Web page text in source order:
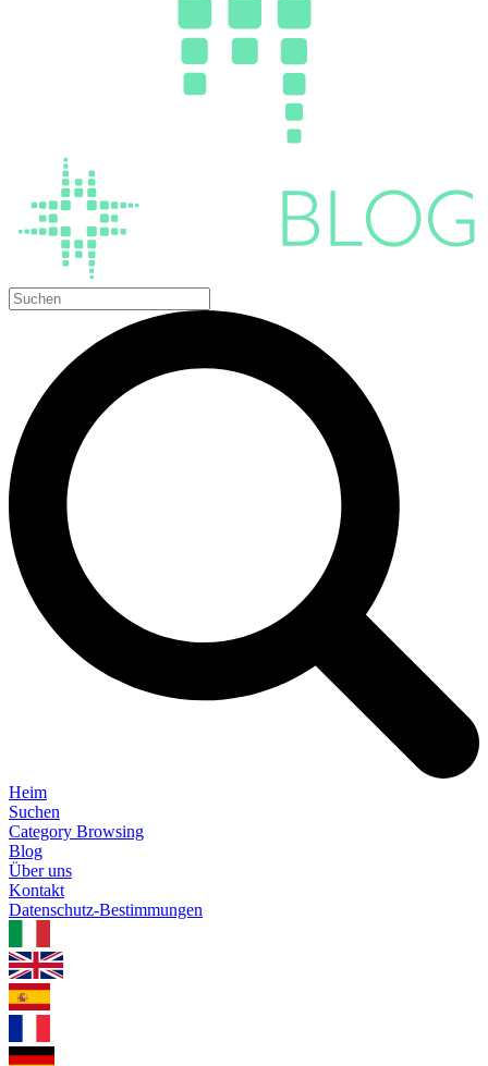
Heim
Suchen
Category Browsing
Blog
Über uns
Kontakt
Datenschutz-Bestimmungen